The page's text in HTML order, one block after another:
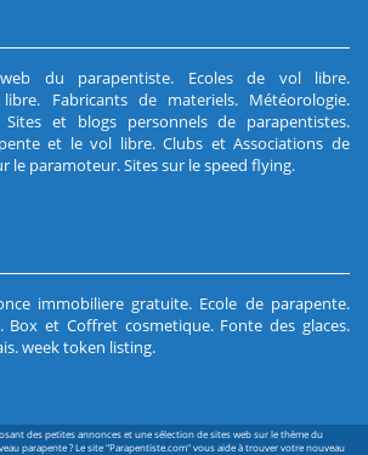
du parapentiste. Ecoles de vol libre.
. Fabricants de materiels. Météorologie.
Sites et blogs personnels de parapentistes.
et le vol libre.Clubs et Associations de
le paramoteur.Sites sur le speed flying.
immobiliere gratuite. Ecole de parapente.
. Box et Coffret cosmetique. Fonte des glaces.
.week token listing.
des petites annonces et une sélection de sites web sur le thème du
parapente ? Le site "Parapentiste.com" vous aide à trouver votre nouveau